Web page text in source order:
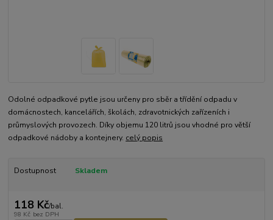
Odolné odpadkové pytle jsou určeny pro sběr a třídění odpadu v
domácnostech, kancelářích, školách, zdravotnických zařízeních i
průmyslových provozech. Díky objemu 120 litrů jsou vhodné pro větší
odpadkové nádoby a kontejnery. celý popis
Dostupnost Skladem
118 Kč/bal.
98 Kč bez DPH